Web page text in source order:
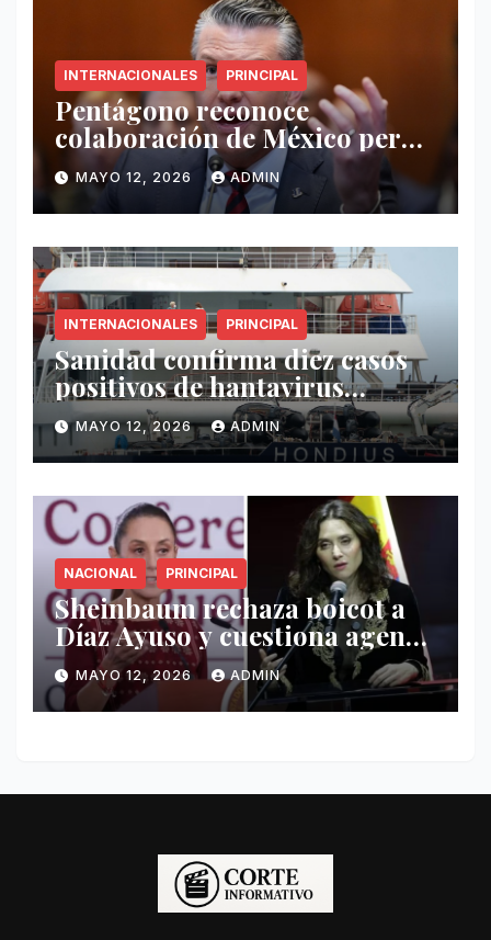
INTERNACIONALES PRINCIPAL
Pentágono reconoce
colaboración de México pero
exige mayor operatividad
antidrogas
MAYO 12, 2026 ADMIN
INTERNACIONALES PRINCIPAL
Sanidad confirma diez casos
positivos de hantavirus
vinculados al crucero MV
Hondius
MAYO 12, 2026 ADMIN
NACIONAL PRINCIPAL
Sheinbaum rechaza boicot a
Díaz Ayuso y cuestiona agenda
de funcionaria española
MAYO 12, 2026 ADMIN